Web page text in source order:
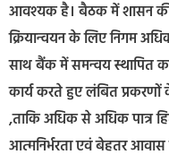
आवश्यक है। बैठक में शासन की
क्रियान्वयन के लिए निगम
साथ बैंक में समन्वय स्थापित
कार्य करते हुए लंबित प्रकरणों
,ताकि अधिक से अधिक पात्र
आत्मनिर्भरता एवं बेहतर